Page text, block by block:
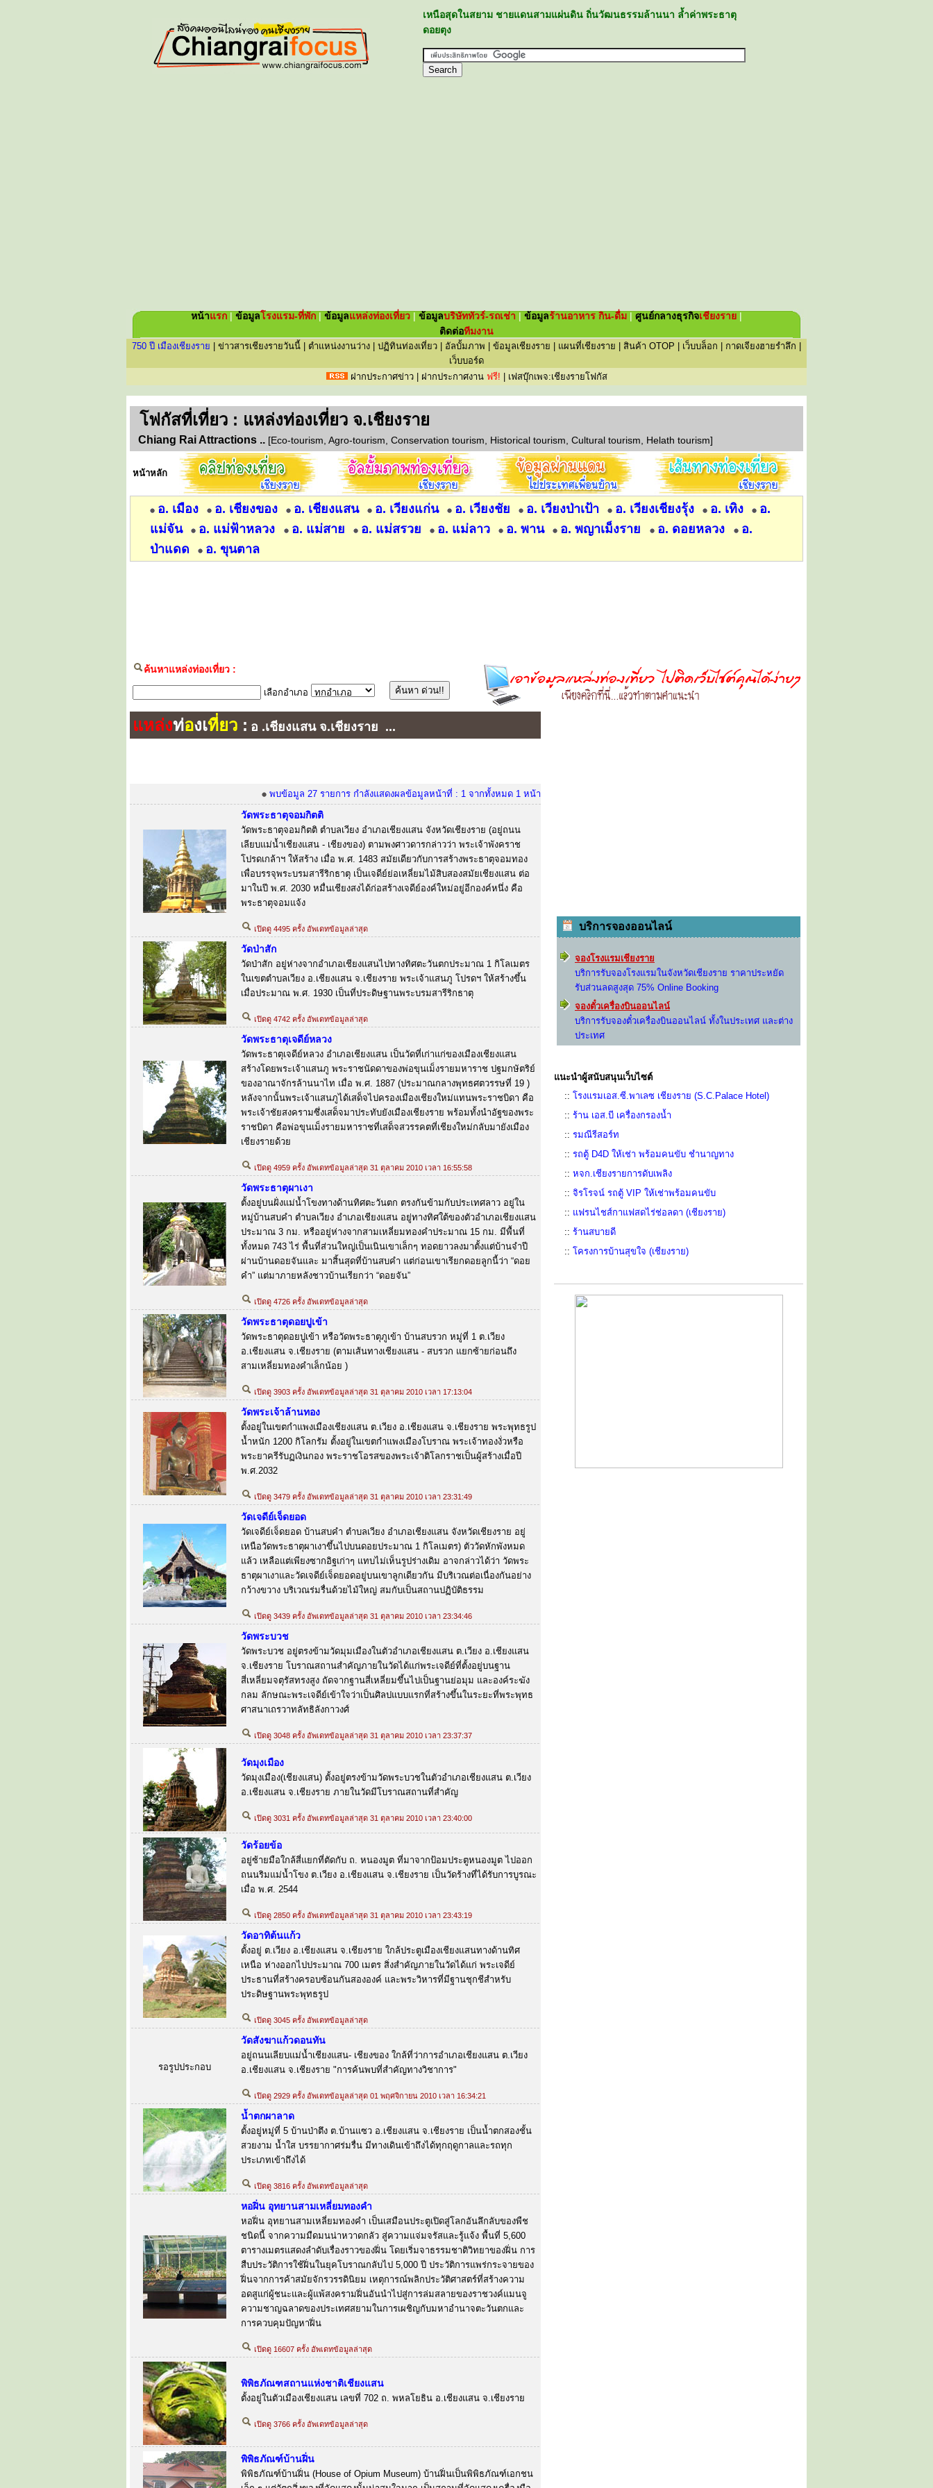
เหนือสุดในสยาม ชายแดนสามแผ่นดิน ถิ่นวัฒนธรรมล้านนา ล้ำค่าพระธาตุ
ดอยตุง
หน้าแรก | ข้อมูลโรงแรม-ที่พัก | ข้อมูลแหล่งท่องเที่ยว | ข้อมูลบริษัททัวร์-รถเช่า | ข้อมูลร้านอาหาร กิน-ดื่ม | ศูนย์กลางธุรกิจเชียงราย |
ติดต่อทีมงาน
750 ปี เมืองเชียงราย ข่าวสารเชียงรายวันนี้ ตำแหน่งงานว่าง ปฏิทินท่องเที่ยว อัลบั้มภาพ ข้อมูลเชียงราย แผนที่เชียงราย สินค้า OTOP เว็บบล็อก กาดเจียงฮายรำลึก
เว็บบอร์ด
ฝากประกาศข่าว| ฝากประกาศงาน ฟรี! เฟสบุ๊กเพจ:เชียงรายโฟกัส
โฟกัสที่เที่ยว : แหล่งท่องเที่ยว จ.เชียงราย
Chiang Rai Attractions .. [Eco-tourism, Agro-tourism, Conservation tourism, Historical tourism, Cultural tourism, Helath tourism]
หน้าหลัก
อ. เมือง อ. เชียงของ อ. เชียงแสน อ. เวียงแก่น อ. เวียงชัย อ. เวียงป่าเป้า อ. เวียงเชียงรุ้ง อ. เทิง
อ.
แม่จัน
อ. แม่ฟ้าหลวง อ. แม่สาย อ. แม่สรวย อ. แม่ลาว อ. พาน อ. พญาเม็งราย อ. ดอยหลวง
อ.
ป่าแดด
อ. ขุนตาล
ค้นหาแหล่งท่องเที่ยว :
เลือกอำเภอ
แหล่งท่องเที่ยว : อ .เชียงแสน จ.เชียงราย ...
พบข้อมูล 27 รายการ กำลังแสดงผลข้อมูลหน้าที่ : 1 จากทั้งหมด 1 หน้า
วัดพระธาตุจอมกิตติ
วัดพระธาตุจอมกิตติ ตำบลเวียง อำเภอเชียงแสน จังหวัดเชียงราย (อยู่ถนน
เลียบแม่น้ำเชียงแสน - เชียงของ) ตามพงศาวดารกล่าวว่า พระเจ้าพังคราช
โปรดเกล้าฯ ให้สร้าง เมื่อ พ.ศ. 1483 สมัยเดียวกับการสร้างพระธาตุจอมทอง
เพื่อบรรจุพระบรมสารีริกธาตุ เป็นเจดีย์ย่อเหลี่ยมไม้สิบสองสมัยเชียงแสน ต่อ
มาในปี พ.ศ. 2030 หมื่นเชียงสงได้ก่อสร้างเจดีย์องค์ใหม่อยู่อีกองค์หนึ่ง คือ
พระธาตุจอมแจ้ง
เปิดดู 4495 ครั้ง อัพเดทข้อมูลล่าสุด
วัดป่าสัก
วัดป่าสัก อยู่ห่างจากอำเภอเชียงแสนไปทางทิศตะวันตกประมาณ 1 กิโลเมตร
ในเขตตำบลเวียง อ.เชียงแสน จ.เชียงราย พระเจ้าแสนภู โปรดฯ ให้สร้างขึ้น
เมื่อประมาณ พ.ศ. 1930 เป็นที่ประดิษฐานพระบรมสารีริกธาตุ
เปิดดู 4742 ครั้ง อัพเดทข้อมูลล่าสุด
วัดพระธาตุเจดีย์หลวง
วัดพระธาตุเจดีย์หลวง อำเภอเชียงแสน เป็นวัดที่เก่าแก่ของเมืองเชียงแสน
สร้างโดยพระเจ้าแสนภู พระราชนัดดาของพ่อขุนเม็งรายมหาราช ปฐมกษัตริย์
ของอาณาจักรล้านนาไท เมื่อ พ.ศ. 1887 (ประมาณกลางพุทธศตวรรษที่ 19 )
หลังจากนั้นพระเจ้าแสนภูได้เสด็จไปครองเมืองเชียงใหม่แทนพระราชบิดา คือ
พระเจ้าชัยสงครามซึ่งเสด็จมาประทับยังเมืองเชียงราย พร้อมทั้งนำอัฐของพระ
ราชบิดา คือพ่อขุนเม็งรายมหาราชที่เสด็จสวรรคตที่เชียงใหม่กลับมายังเมือง
เชียงรายด้วย
เปิดดู 4959 ครั้ง อัพเดทข้อมูลล่าสุด 31 ตุลาคม 2010 เวลา 16:55:58
วัดพระธาตุผาเงา
ตั้งอยู่บนฝั่งแม่น้ำโขงทางด้านทิศตะวันตก ตรงกันข้ามกับประเทศลาว อยู่ใน
หมู่บ้านสบคำ ตำบลเวียง อำเภอเชียงแสน อยู่ทางทิศใต้ของตัวอำเภอเชียงแสน
ประมาณ 3 กม. หรืออยู่ห่างจากสามเหลี่ยมทองคำประมาณ 15 กม. มีพื้นที่
ทั้งหมด 743 ไร่ พื้นที่ส่วนใหญ่เป็นเนินเขาเล็กๆ ทอดยาวลงมาตั้งแต่บ้านจำปี
ผ่านบ้านดอยจันและ มาสิ้นสุดที่บ้านสบคำ แต่ก่อนเขาเรียกดอยลูกนี้ว่า “ดอย
คำ” แต่มาภายหลังชาวบ้านเรียกว่า “ดอยจัน”
เปิดดู 4726 ครั้ง อัพเดทข้อมูลล่าสุด
วัดพระธาตุดอยปูเข้า
วัดพระธาตุดอยปูเข้า หรือวัดพระธาตุภูเข้า บ้านสบรวก หมู่ที่ 1 ต.เวียง
อ.เชียงแสน จ.เชียงราย (ตามเส้นทางเชียงแสน - สบรวก แยกซ้ายก่อนถึง
สามเหลี่ยมทองคำเล็กน้อย )
เปิดดู 3903 ครั้ง อัพเดทข้อมูลล่าสุด 31 ตุลาคม 2010 เวลา 17:13:04
วัดพระเจ้าล้านทอง
ตั้งอยู่ในเขตกำแพงเมืองเชียงแสน ต.เวียง อ.เชียงแสน จ.เชียงราย พระพุทธรูป
น้ำหนัก 1200 กิโลกรัม ตั้งอยู่ในเขตกำแพงเมืองโบราณ พระเจ้าทองงั่วหรือ
พระยาครีรับฏเงินกอง พระราชโอรสของพระเจ้าติโลกราชเป็นผู้สร้างเมื่อปี
พ.ศ.2032
เปิดดู 3479 ครั้ง อัพเดทข้อมูลล่าสุด 31 ตุลาคม 2010 เวลา 23:31:49
วัดเจดีย์เจ็ดยอด
วัดเจดีย์เจ็ดยอด บ้านสบคำ ตำบลเวียง อำเภอเชียงแสน จังหวัดเชียงราย อยู่
เหนือวัดพระธาตุผาเงาขึ้นไปบนดอยประมาณ 1 กิโลเมตร) ตัววัดหักพังหมด
แล้ว เหลือแต่เพียงซากอิฐเก่าๆ แทบไม่เห็นรูปร่างเดิม อาจกล่าวได้ว่า วัดพระ
ธาตุผาเงาและวัดเจดีย์เจ็ดยอดอยู่บนเขาลูกเดียวกัน มีบริเวณต่อเนื่องกันอย่าง
กว้างขวาง บริเวณร่มรื่นด้วยไม้ใหญ่ สมกับเป็นสถานปฏิบัติธรรม
เปิดดู 3439 ครั้ง อัพเดทข้อมูลล่าสุด 31 ตุลาคม 2010 เวลา 23:34:46
วัดพระบวช
วัดพระบวช อยู่ตรงข้ามวัดมุมเมืองในตัวอำเภอเชียงแสน ต.เวียง อ.เชียงแสน
จ.เชียงราย โบราณสถานสำคัญภายในวัดได้แก่พระเจดีย์ที่ตั้งอยู่บนฐาน
สี่เหลี่ยมจตุรัสทรงสูง ถัดจากฐานสี่เหลี่ยมขึ้นไปเป็นฐานย่อมุม และองค์ระฆัง
กลม ลักษณะพระเจดีย์เข้าใจว่าเป็นศิลปแบบแรกที่สร้างขึ้นในระยะที่พระพุทธ
ศาสนาเถรวาทลัทธิลังกาวงศ์
เปิดดู 3048 ครั้ง อัพเดทข้อมูลล่าสุด 31 ตุลาคม 2010 เวลา 23:37:37
วัดมุงเมือง
วัดมุงเมือง(เชียงแสน) ตั้งอยู่ตรงข้ามวัดพระบวชในตัวอำเภอเชียงแสน ต.เวียง
อ.เชียงแสน จ.เชียงราย ภายในวัดมีโบราณสถานที่สำคัญ
เปิดดู 3031 ครั้ง อัพเดทข้อมูลล่าสุด 31 ตุลาคม 2010 เวลา 23:40:00
วัดร้อยข้อ
อยู่ซ้ายมือใกล้สี่แยกที่ตัดกับ ถ. หนองมูต ที่มาจากป้อมประตูหนองมูต ไปออก
ถนนริมแม่น้ำโขง ต.เวียง อ.เชียงแสน จ.เชียงราย เป็นวัดร้างที่ได้รับการบูรณะ
เมื่อ พ.ศ. 2544
เปิดดู 2850 ครั้ง อัพเดทข้อมูลล่าสุด 31 ตุลาคม 2010 เวลา 23:43:19
วัดอาทิต้นแก้ว
ตั้งอยู่ ต.เวียง อ.เชียงแสน จ.เชียงราย ใกล้ประตูเมืองเชียงแสนทางด้านทิศ
เหนือ ห่างออกไปประมาณ 700 เมตร สิ่งสำคัญภายในวัดได้แก่ พระเจดีย์
ประธานที่สร้างครอบซ้อนกันสององค์ และพระวิหารที่มีฐานชุกชีสำหรับ
ประดิษฐานพระพุทธรูป
เปิดดู 3045 ครั้ง อัพเดทข้อมูลล่าสุด
รอรูปประกอบ
วัดสังฆาแก้วดอนทัน
อยู่ถนนเลียบแม่น้ำเชียงแสน- เชียงของ ใกล้ที่ว่าการอำเภอเชียงแสน ต.เวียง
อ.เชียงแสน จ.เชียงราย "การค้นพบที่สำคัญทางวิชาการ"
เปิดดู 2929 ครั้ง อัพเดทข้อมูลล่าสุด 01 พฤศจิกายน 2010 เวลา 16:34:21
น้ำตกผาลาด
ตั้งอยู่หมู่ที่ 5 บ้านป่าตึง ต.บ้านแซว อ.เชียงแสน จ.เชียงราย เป็นน้ำตกสองชั้น
สวยงาม น้ำใส บรรยากาศร่มรื่น มีทางเดินเข้าถึงได้ทุกฤดูกาลและรถทุก
ประเภทเข้าถึงได้
เปิดดู 3816 ครั้ง อัพเดทข้อมูลล่าสุด
หอฝิ่น อุทยานสามเหลี่ยมทองคำ
หอฝิ่น อุทยานสามเหลี่ยมทองคำ เป็นเสมือนประตูเปิดสู่โลกอันลึกลับของพืช
ชนิดนี้ จากความมืดมนน่าหวาดกลัว สู่ความแจ่มจรัสและรู้แจ้ง พื้นที่ 5,600
ตารางเมตรแสดงลำดับเรื่องราวของฝิ่น โดยเริ่มจาธรรมชาติวิทยาของฝิ่น การ
สืบประวัติการใช้ฝิ่นในยุคโบราณกลับไป 5,000 ปี ประวัติการแพร่กระจายของ
ฝิ่นจากการค้าสมัยจักรวรรดินิยม เหตุการณ์พลิกประวัติศาสตร์ที่สร้างความ
อดสูแก่ผู้ชนะและผู้แพ้สงครามฝิ่นอันนำไปสู่การล่มสลายของราชวงค์แมนจู
ความชาญฉลาดของประเทศสยามในการเผชิญกับมหาอำนาจตะวันตกและ
การควบคุมปัญหาฝิ่น
เปิดดู 16607 ครั้ง อัพเดทข้อมูลล่าสุด
พิพิธภัณฑสถานแห่งชาติเชียงแสน
ตั้งอยู่ในตัวเมืองเชียงแสน เลขที่ 702 ถ. พหลโยธิน อ.เชียงแสน จ.เชียงราย
เปิดดู 3766 ครั้ง อัพเดทข้อมูลล่าสุด
พิพิธภัณฑ์บ้านฝิ่น
พิพิธภัณฑ์บ้านฝิ่น (House of Opium Museum) บ้านฝิ่นเป็นพิพิธภัณฑ์เอกชน
บริการจองออนไลน์
จองโรงแรมเชียงราย
บริการรับจองโรงแรมในจังหวัดเชียงราย ราคาประหยัด
รับส่วนลดสูงสุด 75% Online Booking
จองตั๋วเครื่องบินออนไลน์
บริการรับจองตั๋วเครื่องบินออนไลน์ ทั้งในประเทศ และต่าง
ประเทศ
แนะนำผู้สนับสนุนเว็บไซต์
:: โรงแรมเอส.ซี.พาเลซ เชียงราย (S.C.Palace Hotel)
:: ร้าน เอส.บี เครื่องกรองน้ำ
:: รมณีรีสอร์ท
:: รถตู้ D4D ให้เช่า พร้อมคนขับ ชำนาญทาง
:: หจก.เชียงรายการดับเพลิง
:: จิรโรจน์ รถตู้ VIP ให้เช่าพร้อมคนขับ
:: แฟรนไชส์กาแฟสดไร่ช่อลดา (เชียงราย)
:: ร้านสบายดี
:: โครงการบ้านสุขใจ (เชียงราย)